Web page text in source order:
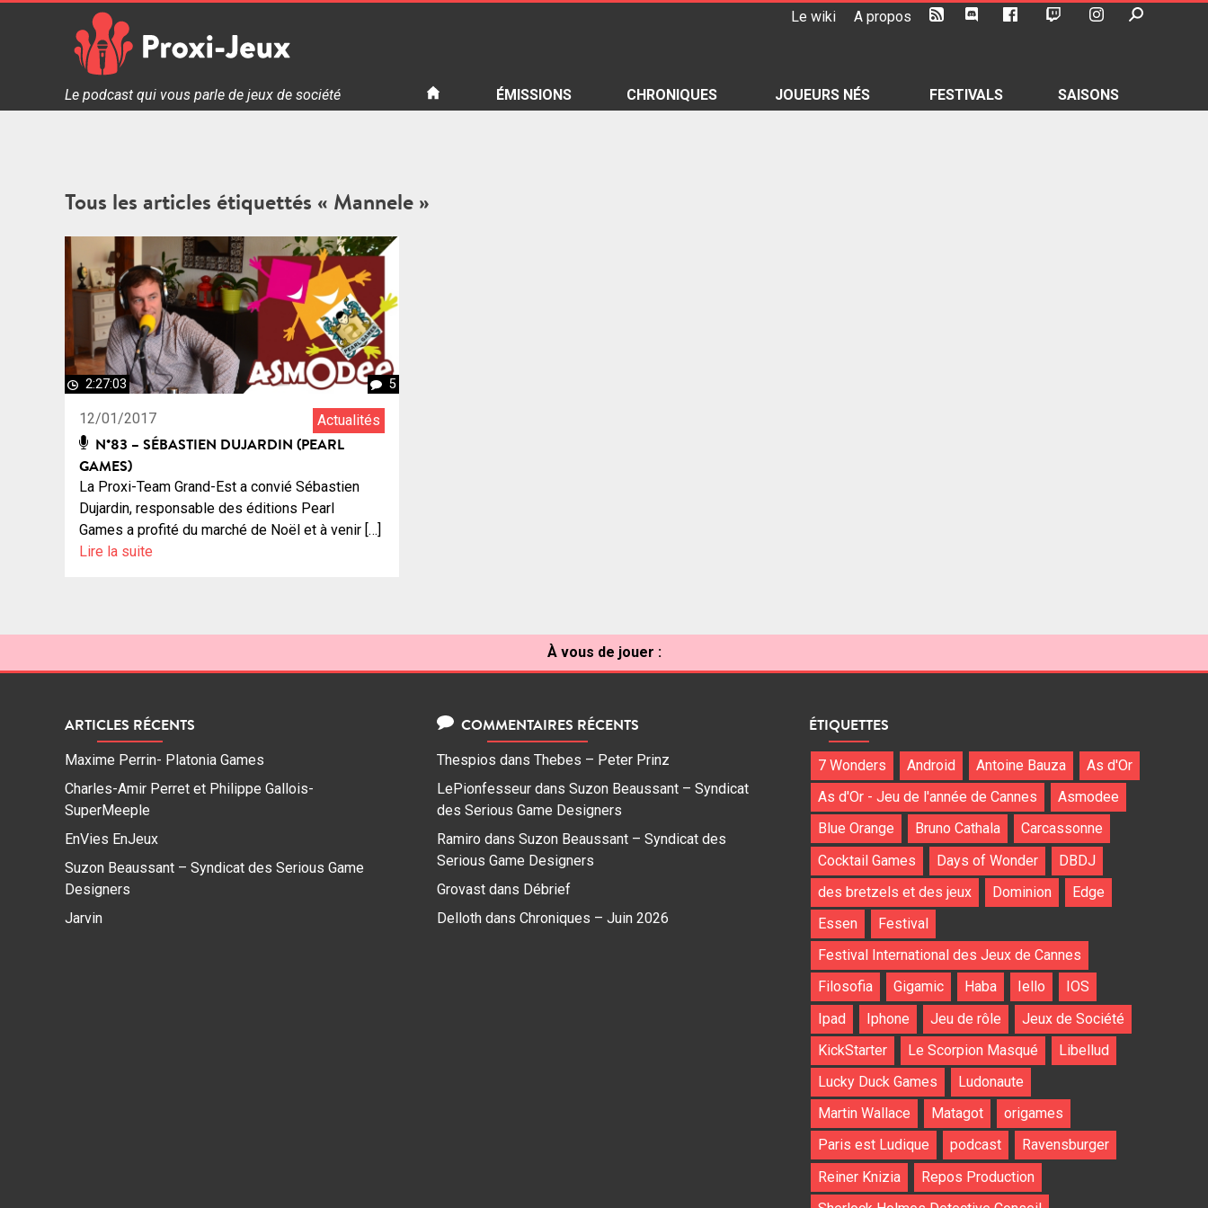
Le wiki A propos
Proxi Jeux - Le podcast qui vous parle de jeux de société
Le podcast qui vous parle de jeux de société ÉMISSIONS CHRONIQUES JOUEURS NÉS FESTIVALS SAISONS
Tous les articles étiquettés « Mannele »
2:27:03 5
12/01/2017 Actualités
N°83 – SÉBASTIEN DUJARDIN (PEARL
GAMES)
La Proxi-Team Grand-Est a convié Sébastien
Dujardin, responsable des éditions Pearl
Games a profité du marché de Noël et à venir […]
Lire la suite
À vous de jouer :
ARTICLES RÉCENTS
Maxime Perrin- Platonia Games
Charles-Amir Perret et Philippe Gallois-
SuperMeeple
EnVies EnJeux
Suzon Beaussant – Syndicat des Serious Game
Designers
Jarvin
COMMENTAIRES RÉCENTS
Thespios dans Thebes – Peter Prinz
LePionfesseur dans Suzon Beaussant – Syndicat
des Serious Game Designers
Ramiro dans Suzon Beaussant – Syndicat des
Serious Game Designers
Grovast dans Débrief
Delloth dans Chroniques – Juin 2026
ÉTIQUETTES
7 Wonders Android Antoine Bauza
As d'Or
As d'Or - Jeu de l'année de Cannes
Asmodee
Blue Orange
Bruno Cathala
Carcassonne
Cocktail Games
Days of Wonder
DBDJ
des bretzels et des jeux
Dominion
Edge
Essen
Festival
Festival International des Jeux de Cannes
Filosofia
Gigamic Haba Iello
IOS
Ipad
Iphone Jeu de rôle
Jeux de Société
KickStarter
Le Scorpion Masqué
Libellud
Lucky Duck Games
Ludonaute
Martin Wallace
Matagot
origames
Paris est Ludique
podcast
Ravensburger
Reiner Knizia
Repos Production